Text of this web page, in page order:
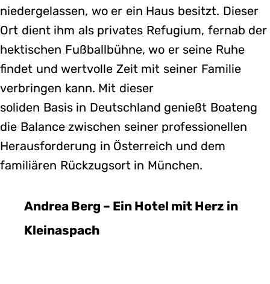
niedergelassen, wo er ein Haus besitzt. Dieser
Ort dient ihm als privates Refugium, fernab der
hektischen Fußballbühne, wo er seine Ruhe
findet und wertvolle Zeit mit seiner Familie
verbringen kann. Mit dieser
soliden Basis in Deutschland genießt Boateng
die Balance zwischen seiner professionellen
Herausforderung in Österreich und dem
familiären Rückzugsort in München.
Andrea Berg – Ein Hotel mit Herz in
Kleinaspach